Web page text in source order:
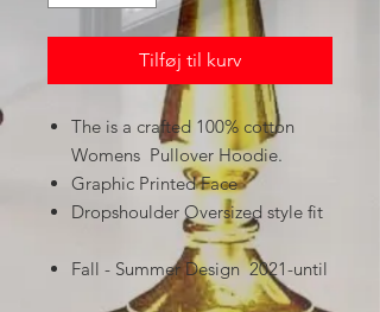
Tilføj til kurv
The is a crafted 100% cotton
Womens Pullover Hoodie.
Graphic Printed Face
Dropshoulder Oversized style fit
Fall - Summer Design 2021-until